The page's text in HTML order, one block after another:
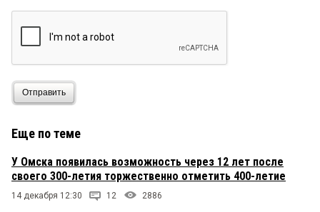
Отправить
Еще по теме
У Омска появилась возможность через 12 лет после
своего 300-летия торжественно отметить 400-летие
14 декабря 12:30 12 2886